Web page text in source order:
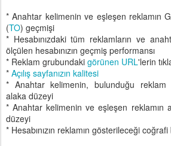
* Anahtar kelimenin ve eşleşen reklamın
(TO) geçmişi
* Hesabınızdaki tüm reklamların ve
ölçülen hesabınızın geçmiş performansı
* Reklam grubundaki görünen URL'lerin
* Açılış sayfanızın kalitesi
* Anahtar kelimenin, bulunduğu reklam
alaka düzeyi
* Anahtar kelimenin ve eşleşen reklamın
düzeyi
* Hesabınızın reklamın gösterileceği